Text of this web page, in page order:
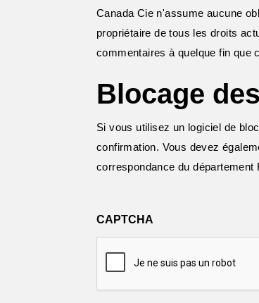
Canada Cie n'assume aucune
propriétaire de tous les droits
commentaires à quelque fin que
Blocage
Si vous utilisez un logiciel de
confirmation. Vous devez
correspondance du
CAPTCHA